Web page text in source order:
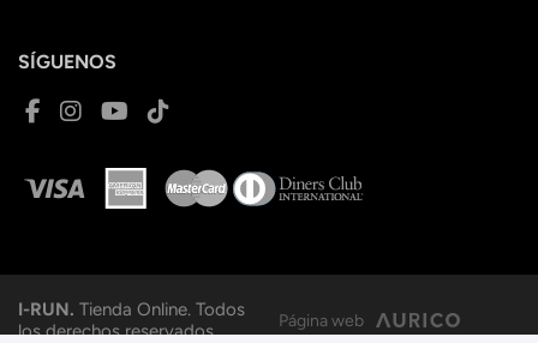
SÍGUENOS
I-RUN. Tienda Online. Todos
los derechos reservados.
Página web